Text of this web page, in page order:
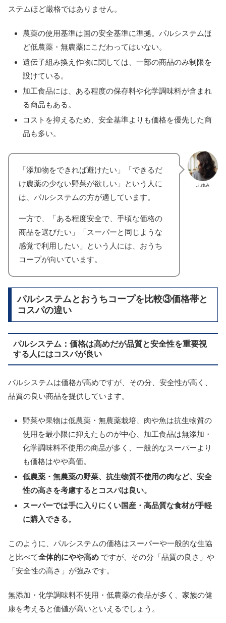
ステムほど厳格ではありません。
農薬の使用基準は国の安全基準に準拠。パルシステムほ
ど低農薬・無農薬にこだわってはいない。
遺伝子組み換え作物に関しては、一部の商品のみ制限を
設けている。
加工食品には、ある程度の保存料や化学調味料が含まれ
る商品もある。
コストを抑えるため、安全基準よりも価格を優先した商
品も多い。
ふゆみ
「添加物をできれば避けたい」「できるだ
け農薬の少ない野菜が欲しい」という人に
は、パルシステムの方が適しています。
一方で、「ある程度安全で、手頃な価格の
商品を選びたい」「スーパーと同じような
感覚で利用したい」という人には、おうち
コープが向いています。
パルシステムとおうちコープを比較③価格帯と
コスパの違い
パルシステム：価格は高めだが品質と安全性を重要視
する人にはコスパが良い
パルシステムは価格が高めですが、その分、安全性が高く、
品質の良い商品を提供しています。
野菜や果物は低農薬・無農薬栽培、肉や魚は抗生物質の
使用を最小限に抑えたものが中心、加工食品は無添加・
化学調味料不使用の商品が多く、一般的なスーパーより
も価格はやや高価。
低農薬・無農薬の野菜、抗生物質不使用の肉など、安全
性の高さを考慮するとコスパは良い。
スーパーでは手に入りにくい国産・高品質な食材が手軽
に購入できる。
このように、パルシステムの価格はスーパーや一般的な生協
と比べて全体的にやや高め ですが、その分「品質の良さ」や
「安全性の高さ」が強みです。
無添加・化学調味料不使用・低農薬の食品が多く、家族の健
康を考えると価値が高いといえるでしょう。